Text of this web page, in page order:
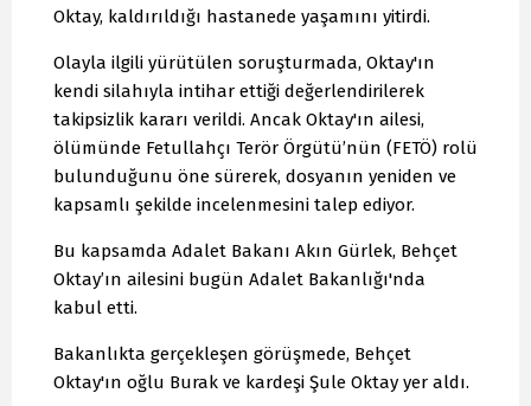
Oktay, kaldırıldığı hastanede yaşamını yitirdi.
Olayla ilgili yürütülen soruşturmada, Oktay'ın
kendi silahıyla intihar ettiği değerlendirilerek
takipsizlik kararı verildi. Ancak Oktay'ın ailesi,
ölümünde Fetullahçı Terör Örgütü’nün (FETÖ) rolü
bulunduğunu öne sürerek, dosyanın yeniden ve
kapsamlı şekilde incelenmesini talep ediyor.
Bu kapsamda Adalet Bakanı Akın Gürlek, Behçet
Oktay’ın ailesini bugün Adalet Bakanlığı'nda
kabul etti.
Bakanlıkta gerçekleşen görüşmede, Behçet
Oktay'ın oğlu Burak ve kardeşi Şule Oktay yer aldı.